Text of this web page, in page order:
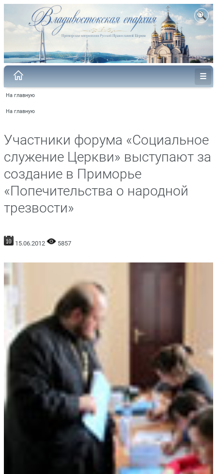
На главную
На главную
Участники форума «Социальное
служение Церкви» выступают за
создание в Приморье
«Попечительства о народной
трезвости»
15.06.2012 5857